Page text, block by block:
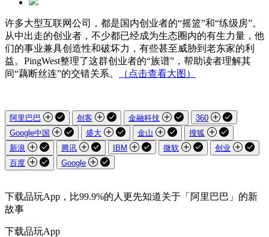
许多大型互联网公司，都是国内创业者的“摇篮”和“练级房”。
从中出走的创业者，不少都已经成为生态圈内的有生力量，他
们的事业兼具创造性和破坏力，有些甚至威胁到老东家的利
益。PingWest整理了这群创业者的“族谱”，帮助读者理解其
间“藕断丝连”的交错关系。
（点击查看大图）
阿里巴巴 创客 金融科技
360
Google中国
盛大 金山
搜狐
新浪
腾讯 IBM 微软
创业
百度
Google
下载品玩App，比99.9%的人更先知道关于「阿里巴巴」的新
故事
下载品玩App